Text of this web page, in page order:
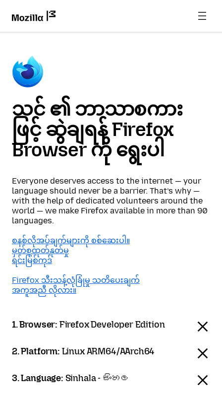
သင် ၏ ဘာသာစကား
ဖြင့် ဆွဲချရန် Firefox
Browser ကို ရွေးပါ
Everyone deserves access to the internet — your
language should never be a barrier. That’s why —
with the help of dedicated volunteers around the
world — we make Firefox available in more than 90
languages.
စနစ်လိုအပ်ချက်များကို စစ်ဆေးပါ။
မှတ်စုထုတ်နုတ်မှု
ရင်းမြစ်ကုဒ်
Firefox သီးသန့်လုံခြုံမှု သတိပေးချက်
အကူအညီ လိုလား။
1. Browser: Firefox Developer Edition
2. Platform: Linux ARM64/AArch64
3. Language: Sinhala - සිංහල